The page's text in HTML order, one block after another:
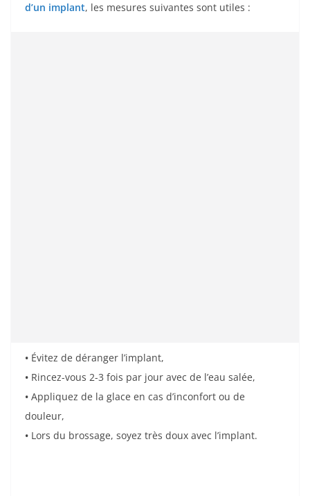
d’un implant, les mesures suivantes sont utiles :
• Évitez de déranger l’implant,
• Rincez-vous 2-3 fois par jour avec de l’eau salée,
• Appliquez de la glace en cas d’inconfort ou de
douleur,
• Lors du brossage, soyez très doux avec l’implant.